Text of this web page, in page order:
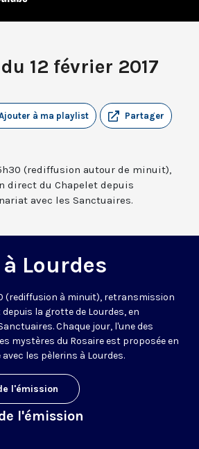
12 février 2017
Partager
à ma playlist
(rediffusion autour de minuit),
direct du Chapelet depuis
avec les Sanctuaires.
Lourdes
(rediffusion à minuit), retransmission
la grotte de Lourdes, en
Chaque jour, l'une des
mystères du Rosaire est proposée en
les pèlerins à Lourdes.
l'émission
l'émission